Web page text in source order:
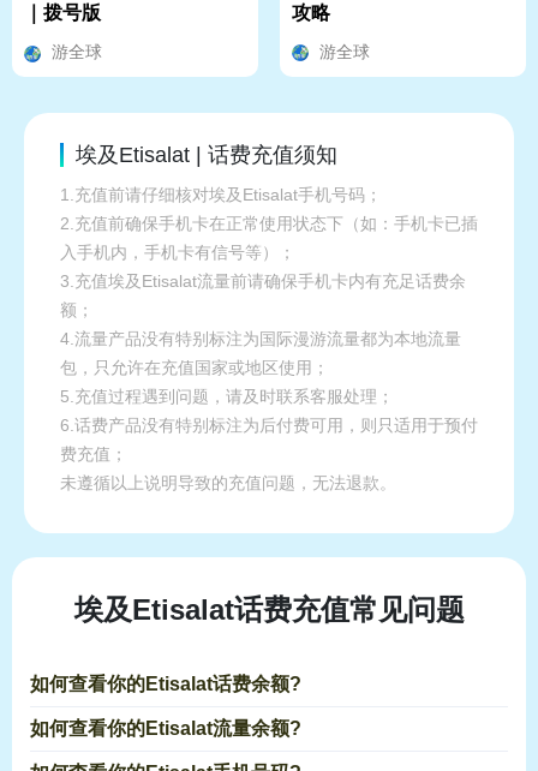
｜拨号版
游全球
攻略
游全球
埃及Etisalat | 话费充值须知
1.充值前请仔细核对埃及Etisalat手机号码；
2.充值前确保手机卡在正常使用状态下（如：手机卡已插
入手机内，手机卡有信号等）；
3.充值埃及Etisalat流量前请确保手机卡内有充足话费余
额；
4.流量产品没有特别标注为国际漫游流量都为本地流量
包，只允许在充值国家或地区使用；
5.充值过程遇到问题，请及时联系客服处理；
6.话费产品没有特别标注为后付费可用，则只适用于预付
费充值；
未遵循以上说明导致的充值问题，无法退款。
埃及Etisalat话费充值常见问题
如何查看你的Etisalat话费余额?
如何查看你的Etisalat流量余额?